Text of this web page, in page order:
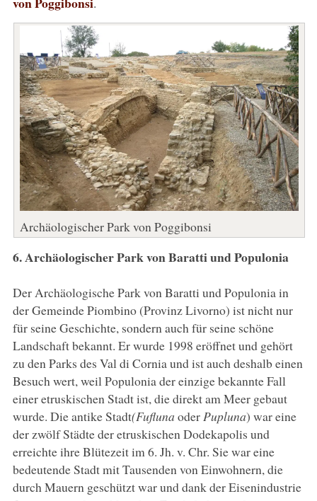
Archäologischer Park von Poggibonsi
6. Archäologischer Park von Baratti und Populonia
Der Archäologische Park von Baratti und Populonia in
der Gemeinde Piombino (Provinz Livorno) ist nicht nur
für seine Geschichte, sondern auch für seine schöne
Landschaft bekannt. Er wurde 1998 eröffnet und gehört
zu den Parks des Val di Cornia und ist auch deshalb einen
Besuch wert, weil Populonia der einzige bekannte Fall
einer etruskischen Stadt ist, die direkt am Meer gebaut
wurde. Die antike Stadt(Fufluna oder Pupluna) war eine
der zwölf Städte der etruskischen Dodekapolis und
erreichte ihre Blütezeit im 6. Jh. v. Chr. Sie war eine
bedeutende Stadt mit Tausenden von Einwohnern, die
durch Mauern geschützt war und dank der Eisenindustrie